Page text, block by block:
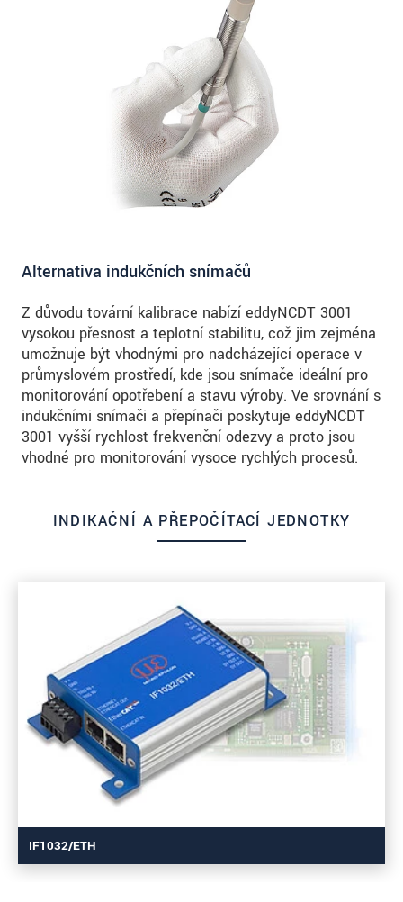
Alternativa indukčních snímačů
Z důvodu tovární kalibrace nabízí eddyNCDT 3001
vysokou přesnost a teplotní stabilitu, což jim zejména
umožnuje být vhodnými pro nadcházející operace v
průmyslovém prostředí, kde jsou snímače ideální pro
monitorování opotřebení a stavu výroby. Ve srovnání s
indukčními snímači a přepínači poskytuje eddyNCDT
3001 vyšší rychlost frekvenční odezvy a proto jsou
vhodné pro monitorování vysoce rychlých procesů.
INDIKAČNÍ A PŘEPOČÍTACÍ JEDNOTKY
IF1032/ETH